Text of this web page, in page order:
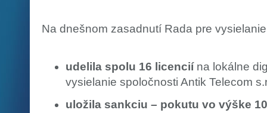
Na dnešnom zasadnutí Rada pre
udelila spolu 16 licencií na lokálne
vysielanie spoločnosti Antik Telecom
uložila sankciu – pokutu vo výške